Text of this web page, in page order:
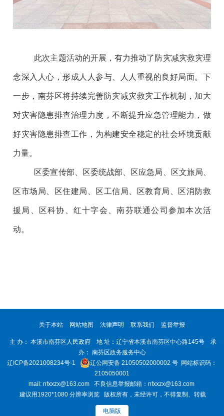
此次主题活动的开展，有力推动了防灾减灾救灾理
念深入人心，形成人人参与、人人重视的良好局面。下
一步，南芬区将持续完善防灾减灾救灾工作机制，加大
对灾害隐患排查治理力度，不断提升应急管理能力，做
好灾害隐患排查工作，为构建安全稳定的社会环境贡献
力量。
区委宣传部、区委统战部、区应急局、区文旅局、
区市场局、区住建局、区工信局、区教育局、区消防救
援局、区科协、红十字会、南芬联通公司参加本次活
动。
关于本站 网站地图 法律声明 联系我们 监督举报
主 办： 本溪市南芬区人民政府 地 址：辽宁省本溪市南芬区中心路145号 承
办： 南芬区政务服务中心
辽ICP备2021008234号-1
辽公网安备 21050502000002 号 网站标识码：
2105050001
mail: nfxxzx@163.com 不良信息举报邮箱：nfxxzx@163.com
建议用1920*1080 分辨率浏览 版权所有，未经许可，不得复制、转载
电脑版